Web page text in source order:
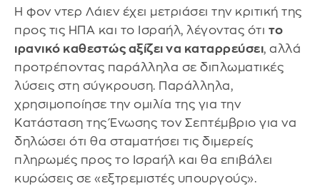
Η φον ντερ Λάιεν έχει μετριάσει την κριτική της
προς τις ΗΠΑ και το Ισραήλ, λέγοντας ότι το
ιρανικό καθεστώς αξίζει να καταρρεύσει, αλλά
προτρέποντας παράλληλα σε διπλωματικές
λύσεις στη σύγκρουση. Παράλληλα,
χρησιμοποίησε την ομιλία της για την
Κατάσταση της Ένωσης τον Σεπτέμβριο για να
δηλώσει ότι θα σταματήσει τις διμερείς
πληρωμές προς το Ισραήλ και θα επιβάλει
κυρώσεις σε «εξτρεμιστές υπουργούς».